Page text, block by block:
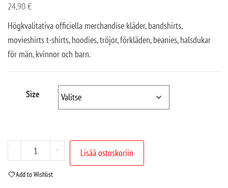
24,90€
Högkvalitativa officiella merchandise kläder, bandshirts,
movieshirts t-shirts, hoodies, tröjor, förkläden, beanies, halsdukar
för män, kvinnor och barn.
Size
- + Lisää ostoskoriin
Add to Wishlist